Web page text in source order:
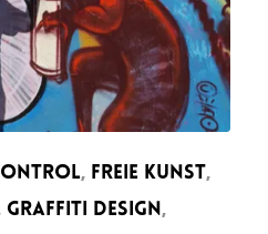
, FREIE KUNST,
GRAFFITI DESIGN,